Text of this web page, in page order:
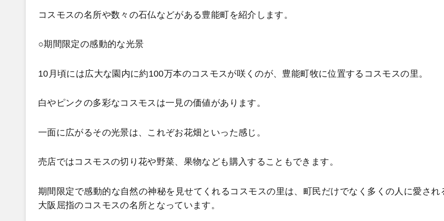
コスモスの名所や数々の石仏などがある豊能町を紹介します。
○期間限定の感動的な光景
10 月頃には広大な園内に約100万本のコスモスが咲くのが、豊能町牧に位置するコスモスの里。
白やピンクの多彩なコスモスは一見の価値があります。
一面に広がるその光景は、これぞお花畑といった感じ。
売店ではコスモスの切り花や野菜、果物なども購入することもできます。
期間限定で感動的な自然の神秘を見せてくれるコスモスの里は、町民だけでなく多くの人に愛され
大阪屈指のコスモスの名所となっています。